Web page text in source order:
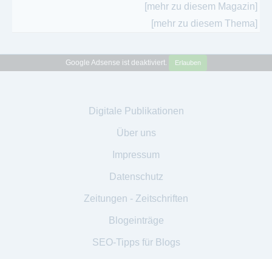
[mehr zu diesem Magazin]
[mehr zu diesem Thema]
Google Adsense ist deaktiviert. Erlauben
Digitale Publikationen
Über uns
Impressum
Datenschutz
Zeitungen - Zeitschriften
Blogeinträge
SEO-Tipps für Blogs